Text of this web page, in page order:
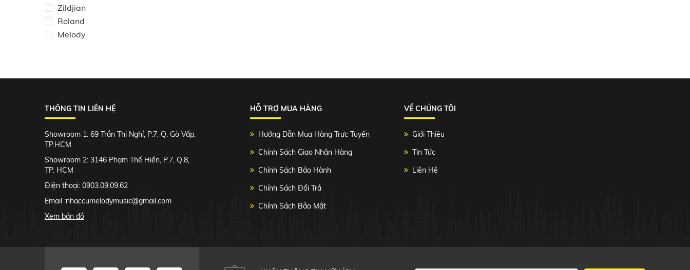
Zildjian
Roland
Melody
THÔNG TIN LIÊN HỆ
Showroom 1: 69 Trần Thị Nghỉ, P.7, Q. Gò Vấp,
TP.HCM
Showroom 2: 3146 Phạm Thế Hiển, P.7, Q.8,
TP. HCM
Điện thoại: 0903.09.09.62
Email :nhaccumelodymusic@gmail.com
Xem bản đồ
HỖ TRỢ MUA HÀNG
Hướng Dẫn Mua Hàng Trực Tuyến
Chính Sách Giao Nhận Hàng
Chính Sách Bảo Hành
Chính Sách Đổi Trả
Chính Sách Bảo Mật
VỀ CHÚNG TÔI
Giới Thiệu
Tin Tức
Liên Hệ